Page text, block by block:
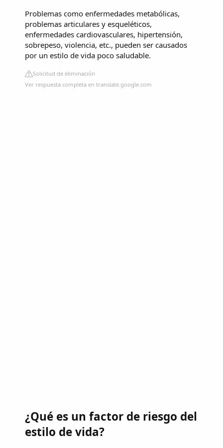
Problemas como enfermedades metabólicas,
problemas articulares y esqueléticos,
enfermedades cardiovasculares, hipertensión,
sobrepeso, violencia, etc., pueden ser causados ​​
por un estilo de vida poco saludable.
Solicitud de eliminación
Ver respuesta completa en translate.google.com
¿Qué es un factor de riesgo del
estilo de vida?